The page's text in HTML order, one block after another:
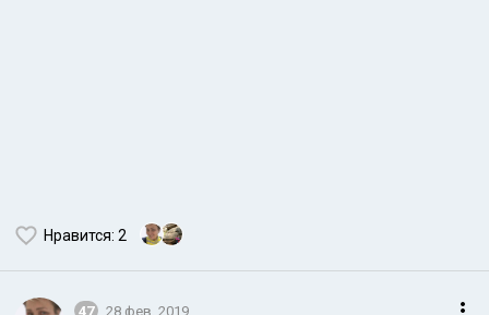
Нравится: 2
47 28 фев. 2019